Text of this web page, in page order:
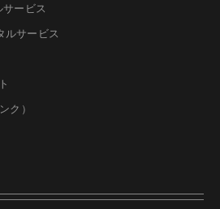
ービス
ルサービス
ク）